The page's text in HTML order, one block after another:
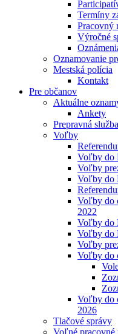
Termíny
Pracovný
Výročné
Oznamovanie
Mestská polícia
Kontakt
Pre občanov
Aktuálne
Ankety
Prepravná
Voľby
Voľby do
Voľby
Voľby do
Voľby do
2022
Voľby do
Voľby do
Voľby
Voľby do
Voľby do
2026
Tlačové správy
Voľné pracovné